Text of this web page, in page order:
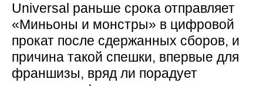
Universal раньше срока отправляет
«Миньоны и монстры» в цифровой
прокат после сдержанных сборов, и
причина такой спешки, впервые для
франшизы, вряд ли порадует